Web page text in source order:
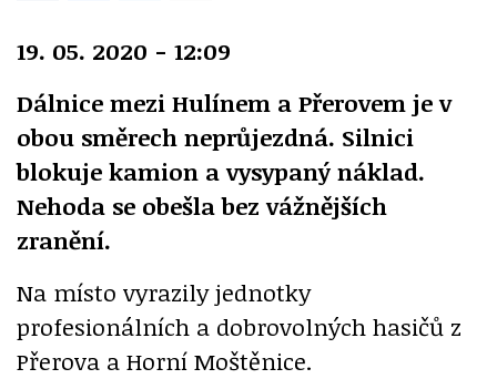
19. 05. 2020 - 12:09
Dálnice mezi Hulínem a Přerovem je v
obou směrech neprůjezdná. Silnici
blokuje kamion a vysypaný náklad.
Nehoda se obešla bez vážnějších
zranění.
Na místo vyrazily jednotky
profesionálních a dobrovolných hasičů z
Přerova a Horní Moštěnice.